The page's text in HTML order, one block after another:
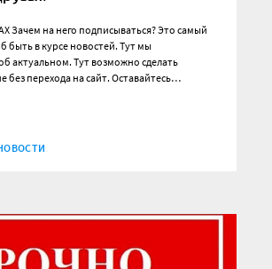
Зачем на него подписываться? Это самый
быть в курсе новостей. Тут мы
актуальном. Тут возможно сделать
без перехода на сайт. Оставайтесь…